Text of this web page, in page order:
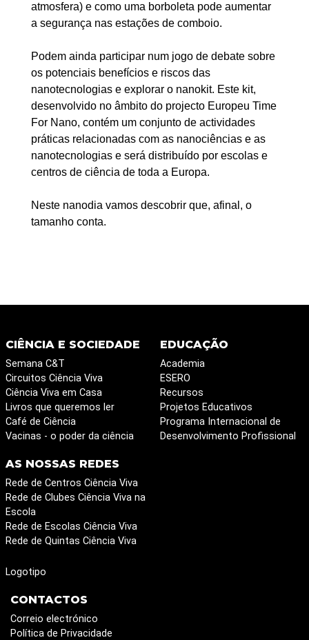
atmosfera) e como uma borboleta pode aumentar
a segurança nas estações de comboio.
Podem ainda participar num jogo de debate sobre
os potenciais benefícios e riscos das
nanotecnologias e explorar o nanokit. Este kit,
desenvolvido no âmbito do projecto Europeu Time
For Nano, contém um conjunto de actividades
práticas relacionadas com as nanociências e as
nanotecnologias e será distribuído por escolas e
centros de ciência de toda a Europa.
Neste nanodia vamos descobrir que, afinal, o
tamanho conta.
CIÊNCIA E SOCIEDADE
Semana C&T
Circuitos Ciência Viva
Ciência Viva em Casa
Livros que queremos ler
Café de Ciência
Vacinas - o poder da ciência
EDUCAÇÃO
Academia
ESERO
Recursos
Projetos Educativos
Programa Internacional de
Desenvolvimento Profissional
AS NOSSAS REDES
Rede de Centros Ciência Viva
Rede de Clubes Ciência Viva na
Escola
Rede de Escolas Ciência Viva
Rede de Quintas Ciência Viva
Logotipo
CONTACTOS
Correio electrónico
Política de Privacidade